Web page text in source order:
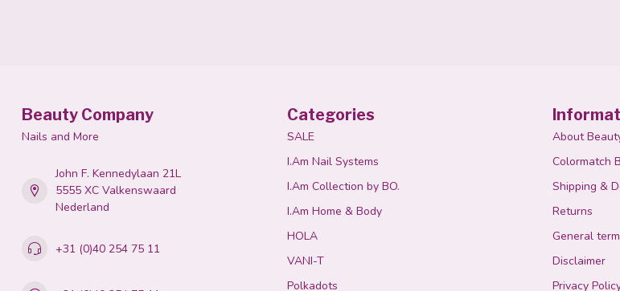
Beauty Company
Nails and More
John F. Kennedylaan 21L
5555 XC Valkenswaard
Nederland
+31 (0)40 254 75 11
Categories
SALE
I.Am Nail Systems
I.Am Collection by BO.
I.Am Home & Body
HOLA
VANI-T
Polkadots
About
Colormatch
Shipping &
Returns
General
Disclaimer
Privacy